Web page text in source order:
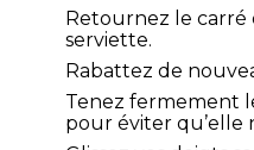
Retournez le carré
serviette.
Rabattez de
Tenez fermement
pour éviter qu’elle